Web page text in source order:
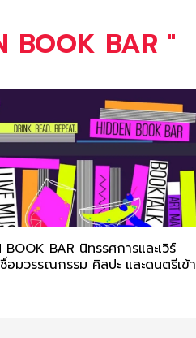
BOOK BAR "
BOOK BAR นิทรรศการและเวิร์
อมวรรณกรรม ศิลปะ และดนตรีเข้า